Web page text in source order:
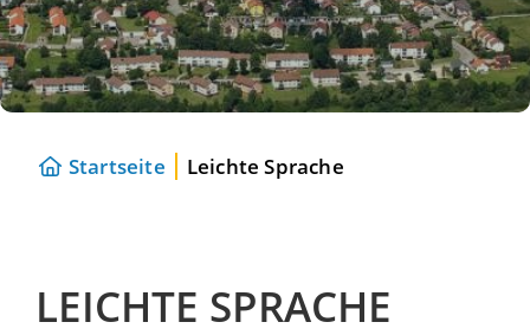
Startseite Leichte Sprache
LEICHTE SPRACHE